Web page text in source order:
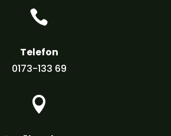

Telefon
0173-133 69
